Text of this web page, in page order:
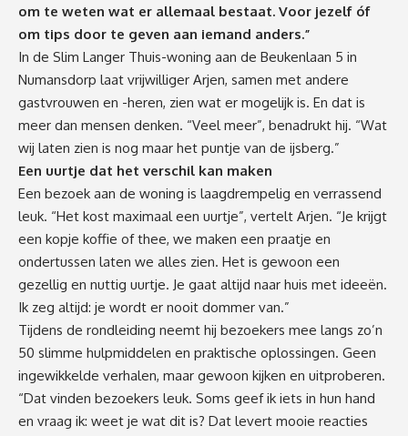
om te weten wat er allemaal bestaat. Voor jezelf óf
om tips door te geven aan iemand anders.”
In de Slim Langer Thuis-woning aan de Beukenlaan 5 in
Numansdorp laat vrijwilliger Arjen, samen met andere
gastvrouwen en -heren, zien wat er mogelijk is. En dat is
meer dan mensen denken. “Veel meer”, benadrukt hij. “Wat
wij laten zien is nog maar het puntje van de ijsberg.”
Een uurtje dat het verschil kan maken
Een bezoek aan de woning is laagdrempelig en verrassend
leuk. “Het kost maximaal een uurtje”, vertelt Arjen. “Je krijgt
een kopje koffie of thee, we maken een praatje en
ondertussen laten we alles zien. Het is gewoon een
gezellig en nuttig uurtje. Je gaat altijd naar huis met ideeën.
Ik zeg altijd: je wordt er nooit dommer van.”
Tijdens de rondleiding neemt hij bezoekers mee langs zo’n
50 slimme hulpmiddelen en praktische oplossingen. Geen
ingewikkelde verhalen, maar gewoon kijken en uitproberen.
“Dat vinden bezoekers leuk. Soms geef ik iets in hun hand
en vraag ik: weet je wat dit is? Dat levert mooie reacties